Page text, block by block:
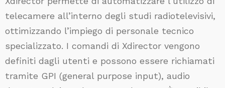
telecamere all’interno degli studi radiotelevisivi,
ottimizzando l’impiego di personale tecnico
specializzato. I comandi di Xdirector vengono
definiti dagli utenti e possono essere richiamati
tramite GPI (general purpose input), audio